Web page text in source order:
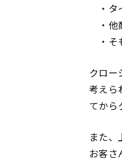
・タ
・他
・そ
クロー
考えら
てから
また、
お客さ